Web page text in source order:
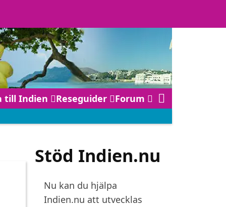
till Indien Reseguider Forum
Stöd Indien.nu
Nu kan du hjälpa
Indien.nu att utvecklas